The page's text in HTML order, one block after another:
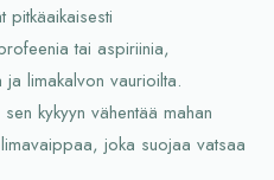
pitkäaikaisesti
tai aspiriinia,
ja limakalvon vaurioilta.
kykyyn vähentää mahan
joka suojaa vatsaa